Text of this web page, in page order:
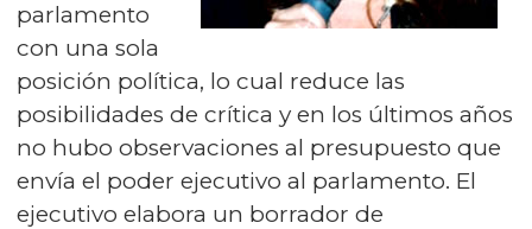
parlamento
con una sola
posición política, lo cual reduce las
posibilidades de crítica y en los últimos años
no hubo observaciones al presupuesto que
envía el poder ejecutivo al parlamento. El
ejecutivo elabora un borrador de